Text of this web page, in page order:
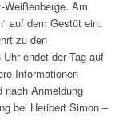
Weißenberge. Am
auf dem Gestüt ein.
zu den
endet der Tag auf
Informationen
nach Anmeldung
bei Heribert Simon –